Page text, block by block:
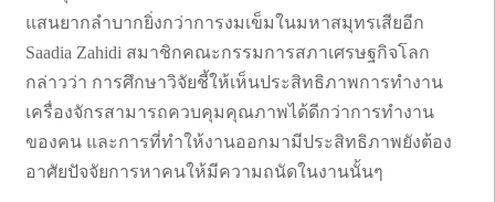
แสนยากลำบากยิ่งกว่าการงมเข็มในมหาสมุทรเสียอีก
Saadia Zahidi สมาชิกคณะกรรมการสภาเศรษฐกิจโลก
กล่าวว่า การศึกษาวิจัยชี้ให้เห็นประสิทธิภาพการทำงาน
เครื่องจักรสามารถควบคุมคุณภาพได้ดีกว่าการทำงาน
ของคน และการที่ทำให้งานออกมามีประสิทธิภาพยังต้อง
อาศัยปัจจัยการหาคนให้มีความถนัดในงานนั้นๆ